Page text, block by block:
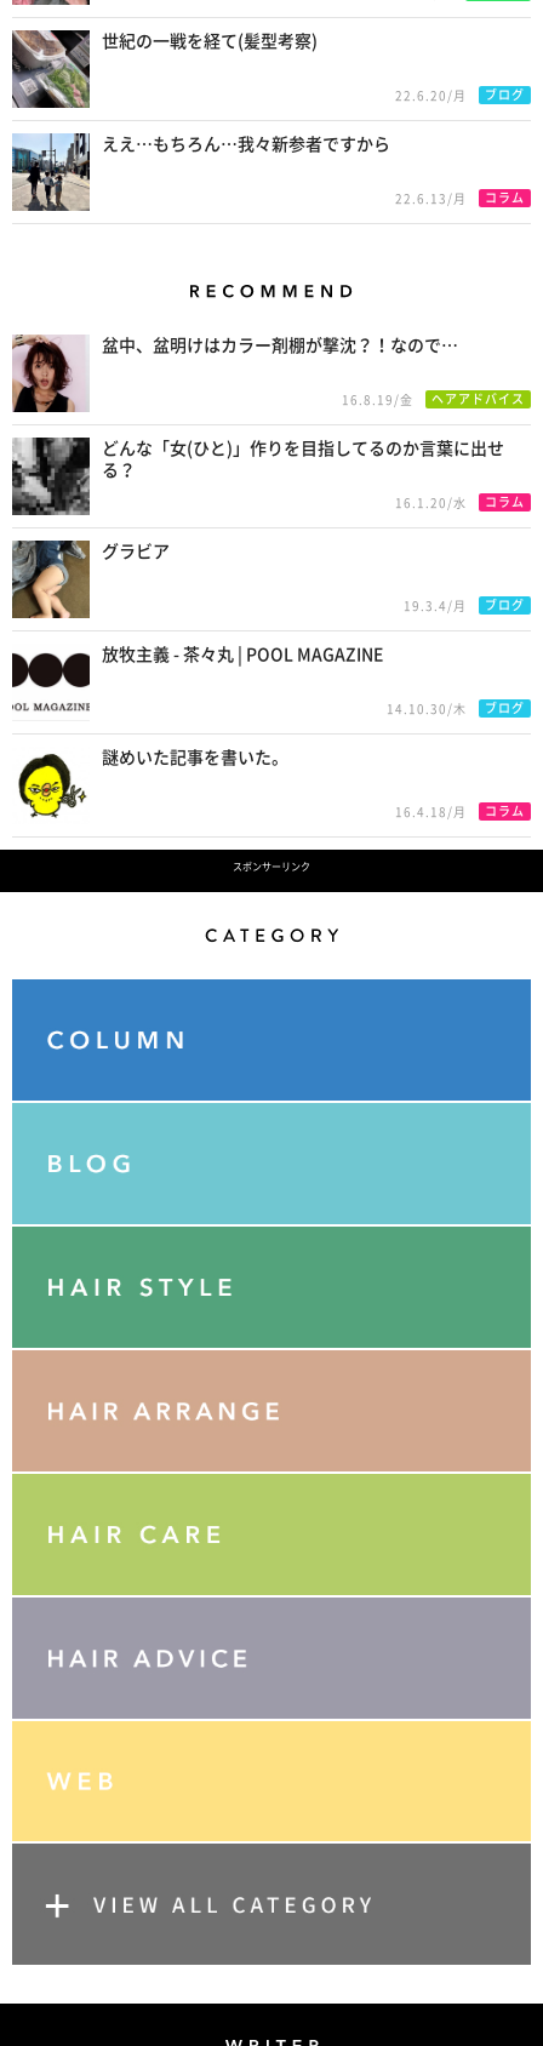
世紀の一戦を経て(髪型考察)
22.6.20/月 ブログ
ええ…もちろん…我々新参者ですから
22.6.13/月 コラム
盆中、盆明けはカラー剤棚が撃沈？！なので…
16.8.19/金 ヘアアドバイス
どんな「女(ひと)」作りを目指してるのか言葉に出せ
る？
16.1.20/水 コラム
グラビア
19.3.4/月 ブログ
放牧主義 - 茶々丸 | POOL MAGAZINE
14.10.30/木 ブログ
謎めいた記事を書いた。
16.4.18/月 コラム
スポンサーリンク